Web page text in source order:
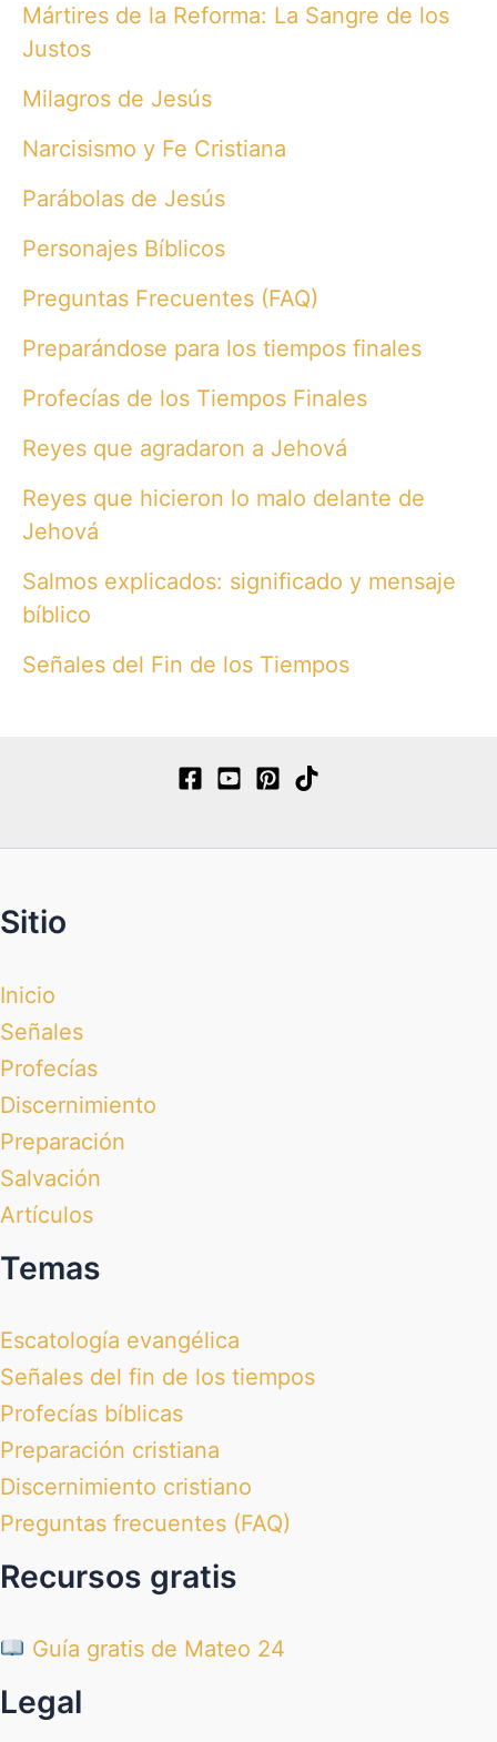
Mártires de la Reforma: La Sangre de los
Justos
Milagros de Jesús
Narcisismo y Fe Cristiana
Parábolas de Jesús
Personajes Bíblicos
Preguntas Frecuentes (FAQ)
Preparándose para los tiempos finales
Profecías de los Tiempos Finales
Reyes que agradaron a Jehová
Reyes que hicieron lo malo delante de
Jehová
Salmos explicados: significado y mensaje
bíblico
Señales del Fin de los Tiempos
Sitio
Inicio
Señales
Profecías
Discernimiento
Preparación
Salvación
Artículos
Temas
Escatología evangélica
Señales del fin de los tiempos
Profecías bíblicas
Preparación cristiana
Discernimiento cristiano
Preguntas frecuentes (FAQ)
Recursos gratis
Guía gratis de Mateo 24
Legal